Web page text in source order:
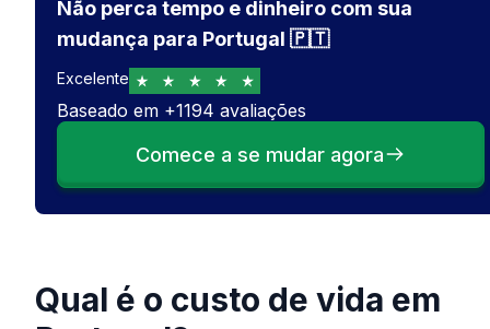
Não perca tempo e dinheiro com sua
mudança para Portugal 🇵🇹
Excelente
Baseado em +1194 avaliações
Comece a se mudar agora
Qual é o custo de vida em